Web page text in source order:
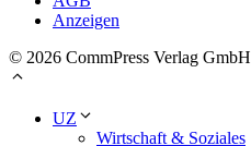
Anzeigen
© 2026 CommPress Verlag GmbH
UZ
Wirtschaft & Soziales